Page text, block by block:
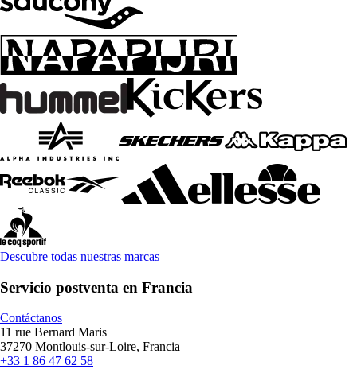
Descubre todas nuestras marcas
Servicio postventa en Francia
Contáctanos
11 rue Bernard Maris
37270 Montlouis-sur-Loire, Francia
+33 1 86 47 62 58